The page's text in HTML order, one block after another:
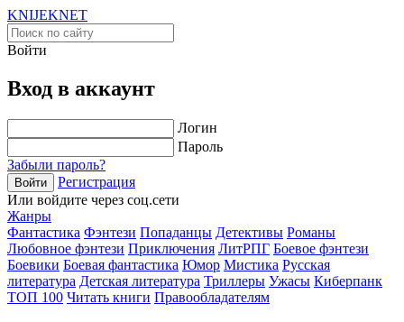
KNIJEKNET
Войти
Вход в аккаунт
Логин
Пароль
Забыли пароль?
Войти
Регистрация
Или войдите через соц.сети
Жанры
Фантастика Фэнтези Попаданцы Детективы Романы
Любовное фэнтези Приключения ЛитРПГ Боевое фэнтези
Боевики Боевая фантастика Юмор Мистика Русская
литература Детская литература Триллеры Ужасы Киберпанк
ТОП 100 Читать книги Правообладателям